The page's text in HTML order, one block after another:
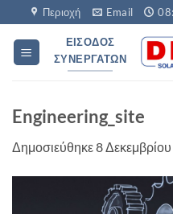
Μετάβαση
στο
περιεχόμενο
Περιοχή Email
ΕΊΣΟΔΟΣ
ΣΥΝΕΡΓΑΤΏΝ
Engineering_site
Δημοσιεύθηκε8